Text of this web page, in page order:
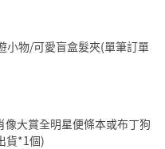
小物/可愛盲盒髮夾(單筆訂單
大賞全明星便條本或布丁狗
貨*1個)